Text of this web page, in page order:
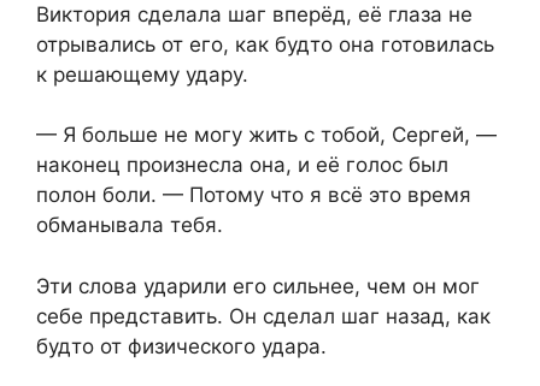
Виктория сделала шаг вперёд, её глаза не
отрывались от его, как будто она готовилась
к решающему удару.
— Я больше не могу жить с тобой, Сергей, —
наконец произнесла она, и её голос был
полон боли. — Потому что я всё это время
обманывала тебя.
Эти слова ударили его сильнее, чем он мог
себе представить. Он сделал шаг назад, как
будто от физического удара.